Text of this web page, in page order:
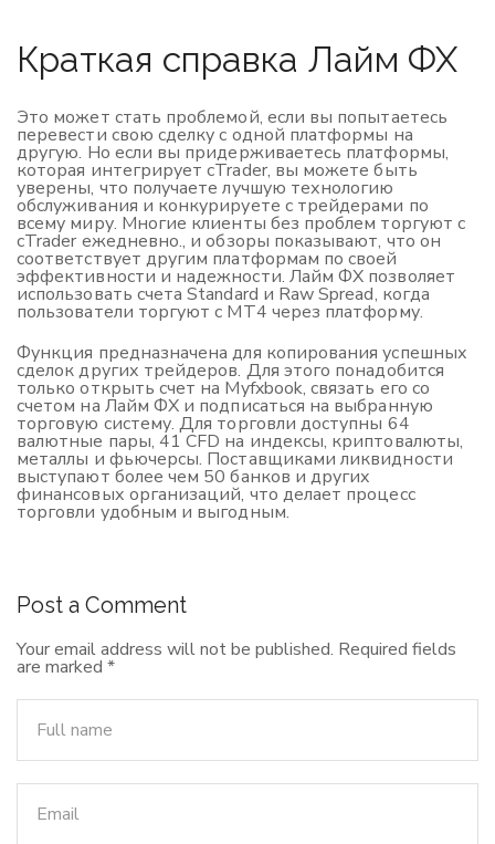
Краткая справка Лайм ФХ
Это может стать проблемой, если вы попытаетесь
перевести свою сделку с одной платформы на
другую. Но если вы придерживаетесь платформы,
которая интегрирует cTrader, вы можете быть
уверены, что получаете лучшую технологию
обслуживания и конкурируете с трейдерами по
всему миру. Многие клиенты без проблем торгуют с
cTrader ежедневно., и обзоры показывают, что он
соответствует другим платформам по своей
эффективности и надежности. Лайм ФХ позволяет
использовать счета Standard и Raw Spread, когда
пользователи торгуют с MT4 через платформу.
Функция предназначена для копирования успешных
сделок других трейдеров. Для этого понадобится
только открыть счет на Myfxbook, связать его со
счетом на Лайм ФХ и подписаться на выбранную
торговую систему. Для торговли доступны 64
валютные пары, 41 CFD на индексы, криптовалюты,
металлы и фьючерсы. Поставщиками ликвидности
выступают более чем 50 банков и других
финансовых организаций, что делает процесс
торговли удобным и выгодным.
Post a Comment
Your email address will not be published. Required fields
are marked *